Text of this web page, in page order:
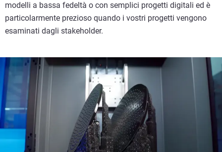
modelli a bassa fedeltà o con semplici progetti digitali ed è
particolarmente prezioso quando i vostri progetti vengono
esaminati dagli stakeholder.